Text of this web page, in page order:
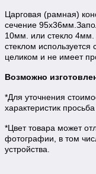
Царговая (рамная)
сечение
10мм. или стекло
стеклом используется
целиком и не имеет
Возможно
*Для уточнения
характеристик
*Цвет товара может
фотографии, в том
устройства.